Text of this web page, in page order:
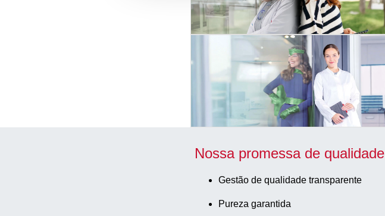
Nossa promessa de qualidade
Gestão de qualidade transparente
Pureza garantida